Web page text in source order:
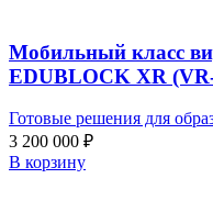
Мобильный класс
EDUBLOCK XR
Готовые решения для
3 200 000 ₽
В корзину